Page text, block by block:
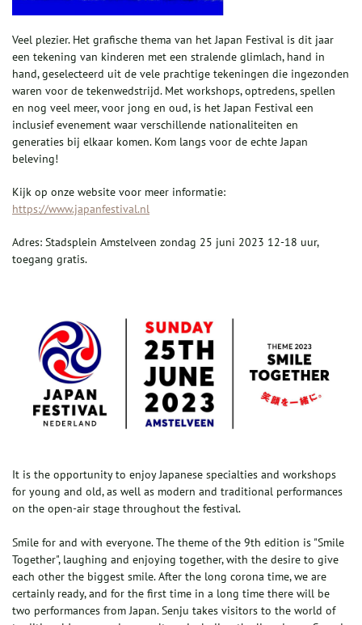
Veel plezier. Het grafische thema van het Japan Festival is dit jaar
een tekening van kinderen met een stralende glimlach, hand in
hand, geselecteerd uit de vele prachtige tekeningen die ingezonden
waren voor de tekenwedstrijd. Met workshops, optredens, spellen
en nog veel meer, voor jong en oud, is het Japan Festival een
inclusief evenement waar verschillende nationaliteiten en
generaties bij elkaar komen. Kom langs voor de echte Japan
beleving!
Kijk op onze website voor meer informatie:
https://www.japanfestival.nl
Adres: Stadsplein Amstelveen zondag 25 juni 2023 12-18 uur,
toegang gratis.
It is the opportunity to enjoy Japanese specialties and workshops
for young and old, as well as modern and traditional performances
on the open-air stage throughout the festival.
Smile for and with everyone. The theme of the 9th edition is "Smile
Together", laughing and enjoying together, with the desire to give
each other the biggest smile. After the long corona time, we are
certainly ready, and for the first time in a long time there will be
two performances from Japan. Senju takes visitors to the world of